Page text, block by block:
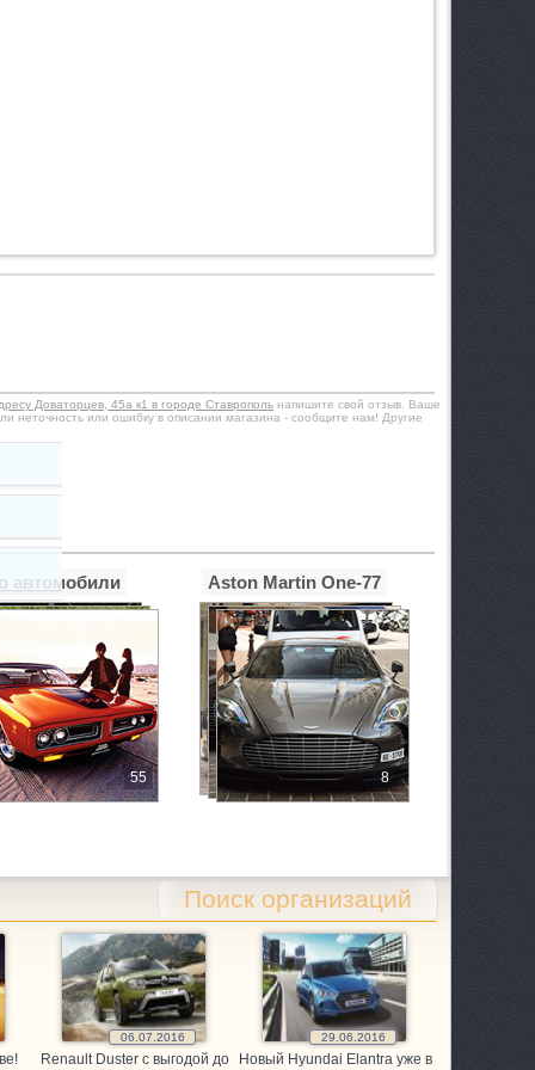
Доваторцев, 45а к1 в городе Ставрополь напишите свой отзыв. Ваше
неточность или ошибку в описании магазина - сообщите нам! Другие
55
автомобили
8
Aston Martin One-77
Поиск организаций
06.07.2016
Renault Duster с выгодой до
29.06.2016
Новый Hyundai Elantra уже в